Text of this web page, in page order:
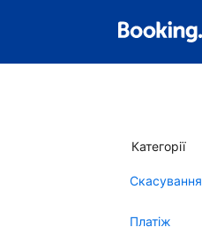
Категорії
Скасування
Платіж